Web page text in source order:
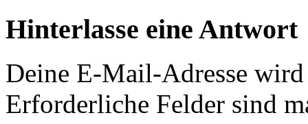
Hinterlasse eine Antwort
Deine E-Mail-Adresse
Erforderliche Felder sind